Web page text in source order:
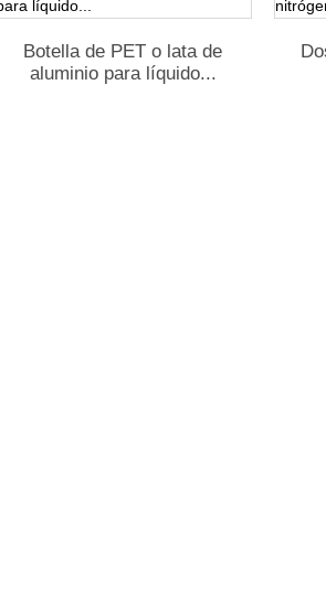
Botella de PET o lata de
aluminio para líquido...